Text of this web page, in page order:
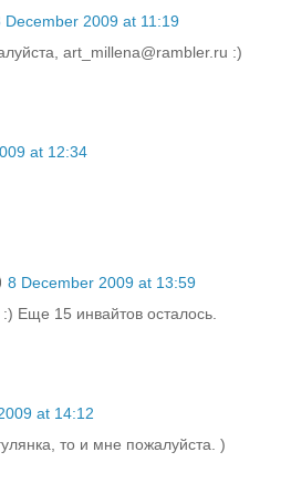
December 2009 at 11:19
art_millena@rambler.ru :)
at 12:34
8 December 2009 at 13:59
Еще 15 инвайтов осталось.
at 14:12
то и мне пожалуйста. )